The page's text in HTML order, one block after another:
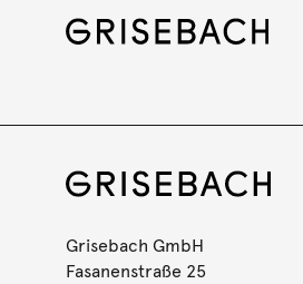
Grisebach GmbH
Fasanenstraße 25